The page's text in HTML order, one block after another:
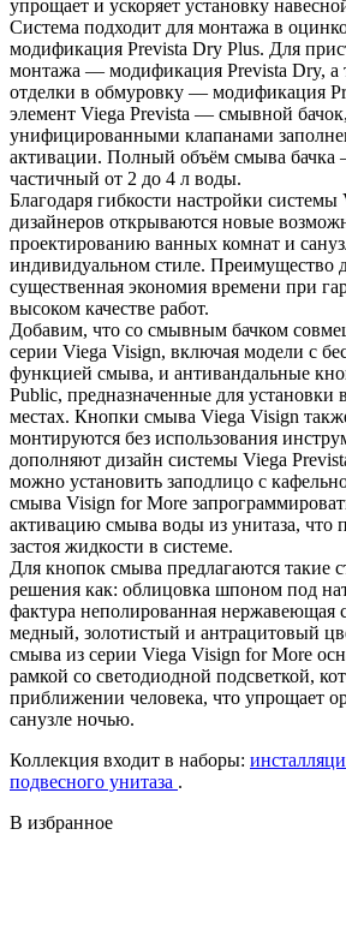
упрощает и ускоряет установку
Система подходит для монтажа в
модификация Prevista Dry Plus. Для
монтажа — модификация Prevista Dry, а
отделки в обмуровку — модификация
элемент Viega Prevista — смывной
унифицированными клапанами
активации. Полный объём смыва бачка
частичный от 2 до 4 л воды.
Благодаря гибкости настройки системы
дизайнеров открываются новые
проектированию ванных комнат и
индивидуальном стиле.
существенная экономия времени при
высоком качестве работ.
Добавим, что со смывным бачком
серии Viega Visign, включая модели с
функцией смыва, и антивандальные
Public, предназначенные для установки
местах. Кнопки смыва Viega Visign
монтируются без использования
дополняют дизайн системы Viega
можно установить заподлицо с
смыва Visign for More
активацию смыва воды из унитаза, что
застоя жидкости в системе.
Для кнопок смыва предлагаются такие
решения как: облицовка шпоном под
фактура неполированная нержавеющая
медный, золотистый и антрацитовый
смыва из серии Viega Visign for More
рамкой со светодиодной подсветкой,
приближении человека, что упрощает
санузле ночью.
Коллекция входит в наборы:
подвесного унитаза .
В избранное